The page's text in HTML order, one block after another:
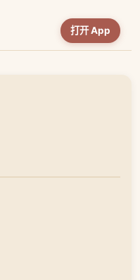
打开 App